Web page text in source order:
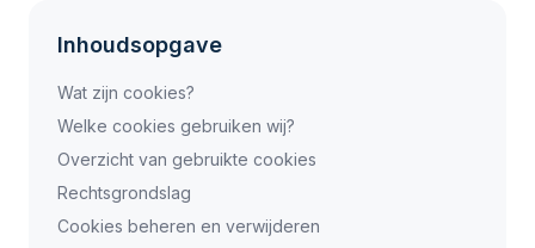
Inhoudsopgave
Wat zijn cookies?
Welke cookies gebruiken wij?
Overzicht van gebruikte cookies
Rechtsgrondslag
Cookies beheren en verwijderen